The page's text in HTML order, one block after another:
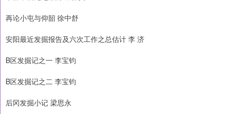
再论小屯与仰韶 徐中舒
安阳最近发掘报告及六次工作之总估计 李 济
B区发掘记之一 李宝钧
B区发掘记之二 李宝钧
后冈发掘小记 梁思永